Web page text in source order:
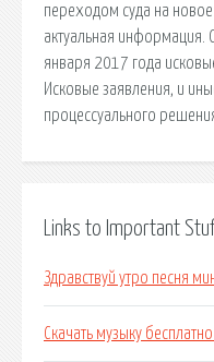
переходом суда на
актуальная информация.
января 2017 года
Исковые заявления, и
процессуального
Links to Important
Здравствуй утро песня
Скачать музыку